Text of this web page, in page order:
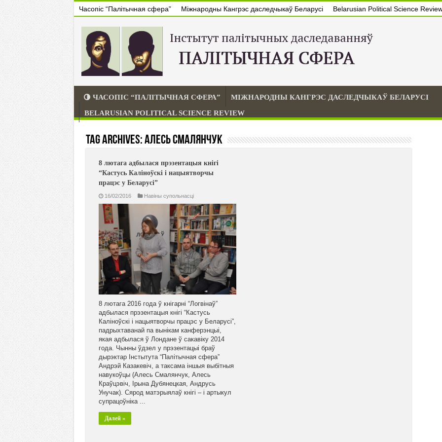
Часопіс “Палітычная сфера” Міжнародны Кангрэс даследчыкаў Беларусі Belarusian Political Science
ЧАСОПІС “ПАЛІТЫЧНАЯ СФЕРА”
МІЖНАРОДНЫ КАНГРЭС ДАСЛЕДЧЫКАЎ БЕЛАРУСІ
BELARUSIAN POLITICAL SCIENCE REVIEW
Tag Archives:Алесь Смалянчук
8 лютага адбылася прэзентацыя кнігі
“Кастусь Каліноўскі і нацыятворчы
працэс у Беларусі”
16/02/2016 Навiны супольнасцi
8 лютага 2016 года ў кнігарні “Логвінаў”
адбылася прэзентацыя кнігі “Кастусь
Каліноўскі і нацыятворчы працэс у Беларусі”,
падрыхтаванай па вынікам канферэнцыі,
якая адбылася ў Лондане ў сакавіку 2014
года. Чынны ўдзел у прэзентацыі браў
дырэктар Інстытута “Палітычная сфера”
Андрэй Казакевіч, а таксама іншыя выбітныя
навукоўцы (Алесь Смалянчук, Алесь
Краўцэвіч, Ірына Дубянецкая, Андрусь
Унучак). Сярод матэрыялаў кнігі – і артыкул
супрацоўніка ...
Далей »